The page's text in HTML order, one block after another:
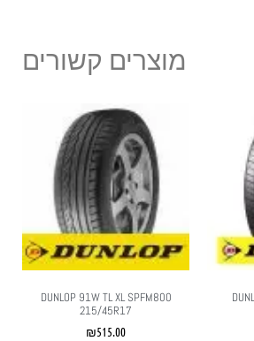
מוצרים קשורים
DUNLOP 91W TL XL SPFM800
215/45R17
₪515.00